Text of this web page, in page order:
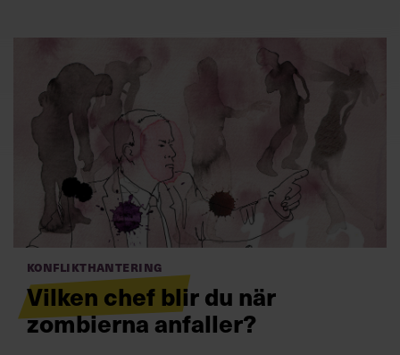
Om oss
Kontakta oss
Kundservice
Villkor och policy för
personuppgiftsbehandling
Sök
efter:
Konflikthantering
Vilken chef blir du när
zombierna anfaller?